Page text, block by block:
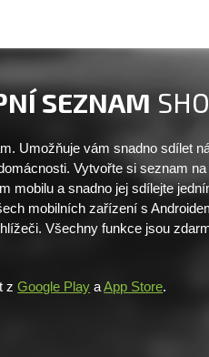
SEZNAM
Umožňuje vám snadno sdílet
Vytvořte si seznam na
mobilu a snadno jej sdílejte
mobilních zařízení s
Všechny funkce jsou
zGoogle Play aApp Store.